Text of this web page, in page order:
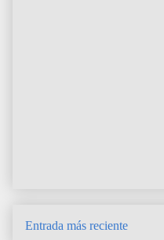
Entrada más reciente